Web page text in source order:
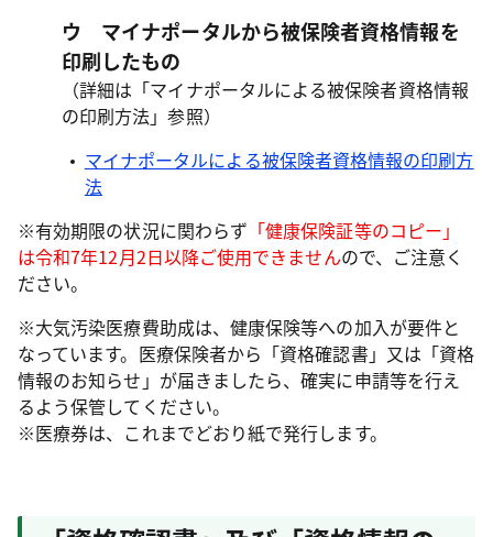
ウ マイナポータルから被保険者資格情報を
印刷したもの
（詳細は「マイナポータルによる被保険者資格情報
の印刷方法」参照）
マイナポータルによる被保険者資格情報の印刷方
法
※有効期限の状況に関わらず 「健康保険証等のコピー」
は令和7年12月2日以降ご使用できませんので、ご注意く
ださい。
※大気汚染医療費助成は、健康保険等への加入が要件と
なっています。医療保険者から「資格確認書」又は「資格
情報のお知らせ」が届きましたら、確実に申請等を行え
るよう保管してください。
※医療券は、これまでどおり紙で発行します。